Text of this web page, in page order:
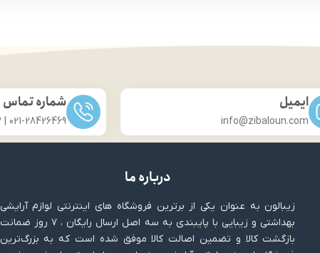
ایمیل
info@zibaloun.com
شماره تماس
021-28426469 | 031-33686592
درباره ما
زیبالون به عنوان یکی از برترین فروشگاه های اینترنتی لوازم آرایشی
بهداشتی و زیبایی با پایبندی به سه اصل ارسال رایگان ، ۷ روز ضمانت
بازگشت کالا و تضمین اصالت کالا موفق شده است که به بزرگ‌ترین